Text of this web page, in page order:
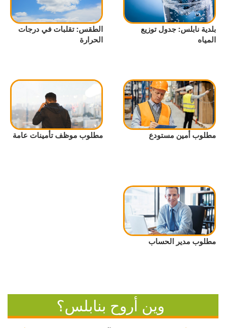
بلدية نابلس: جدول توزيع
المياه
الطقس: تقلبات في درجات
الحرارة
مطلوب أمين مستودع مطلوب موظف تأمينات عامة
مطلوب مدير الحساب
وين أروح بنابلس؟